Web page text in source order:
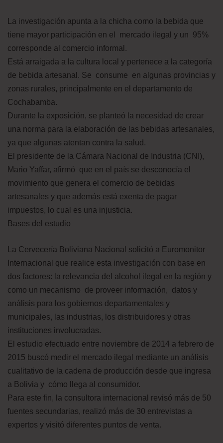
La investigación apunta a la chicha como la bebida que
tiene mayor participación en el mercado ilegal y un 95%
corresponde al comercio informal.
Está arraigada a la cultura local y pertenece a la categoría
de bebida artesanal. Se consume en algunas provincias y
zonas rurales, principalmente en el departamento de
Cochabamba.
Durante la exposición, se planteó la necesidad de crear
una norma para la elaboración de las bebidas artesanales,
ya que algunas atentan contra la salud.
El presidente de la Cámara Nacional de Industria (CNI),
Mario Yaffar, afirmó que en el país se desconocía el
movimiento que genera el comercio de bebidas
artesanales y que además está exenta de pagar
impuestos, lo cual es una injusticia.
Bases del estudio
La Cervecería Boliviana Nacional solicitó a Euromonitor
Internacional que realice esta investigación con base en
dos factores: la relevancia del alcohol ilegal en la región y
como un mecanismo de proveer información, datos y
análisis para los gobiernos departamentales y
municipales, las industrias, los distribuidores y otras
instituciones involucradas.
El estudio efectuado entre noviembre de 2014 a febrero de
2015 buscó medir el mercado ilegal mediante un análisis
cualitativo de la cadena de producción desde que ingresa
a Bolivia y cómo llega al consumidor.
Para este fin, la consultora internacional revisó más de 50
fuentes secundarias, realizó más de 30 entrevistas a
expertos y visitó diferentes puntos de venta.